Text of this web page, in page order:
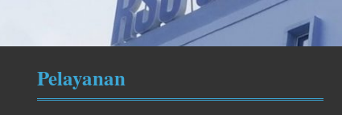
Pelayanan